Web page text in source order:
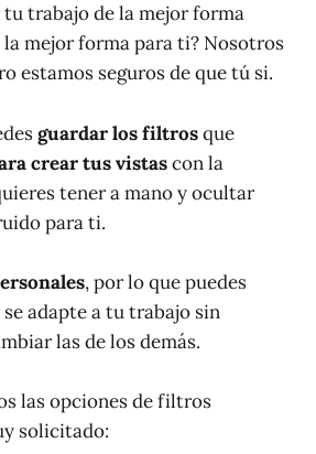
trabajo de la mejor forma
la mejor forma para ti? Nosotros
estamos seguros de que tú si.
guardar los filtrosque
crear tus vistascon la
tener a mano y ocultar
para ti.
, por lo que puedes
adapte a tu trabajo sin
las de los demás.
las opciones de filtros
solicitado: